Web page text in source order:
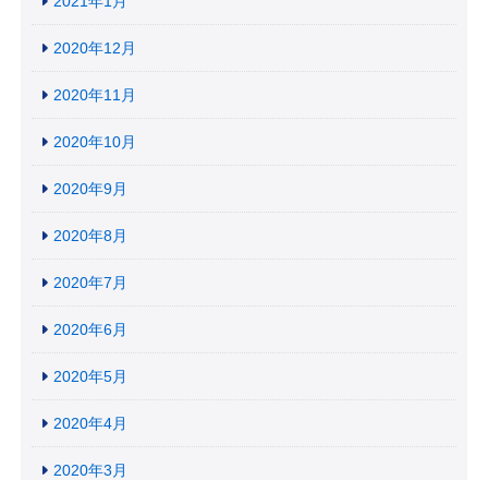
2020年12月
2020年11月
2020年10月
2020年9月
2020年8月
2020年7月
2020年6月
2020年5月
2020年4月
2020年3月